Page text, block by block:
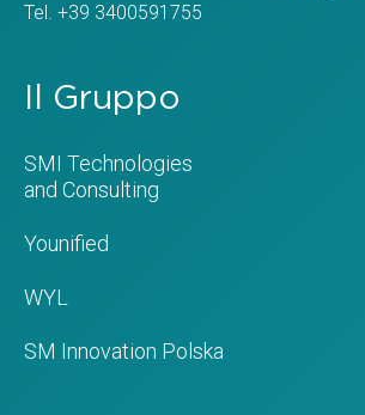
Tel. +39 3400591755
Il Gruppo
SMI Technologies
and Consulting
Younified
WYL
SM Innovation Polska